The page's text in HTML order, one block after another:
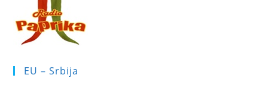
EU – Srbija